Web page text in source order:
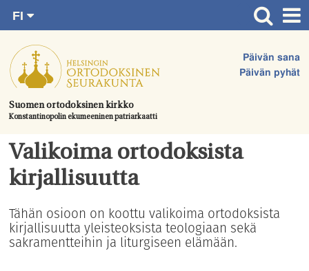
suoraan
sisältöön.
Suomen ortodoksinen kirkko
Konstantinopolin ekumeeninen patriarkaatti
Päivän sana
Päivän pyhät
FI
SV
EN
UA
Etusivu
Ajankohtaista
Juhlat & toimitukset
Kirkot
Apua & tukea
Hautausmaa
Valikoima ortodoksista
kirjallisuutta
Tähän osioon on koottu valikoima ortodoksista
kirjallisuutta yleisteoksista teologiaan sekä
sakramentteihin ja liturgiseen elämään.